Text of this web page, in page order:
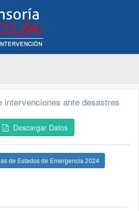
intervenciones ante desastres
Descargar Datos
de Estados de Emergencia 2024